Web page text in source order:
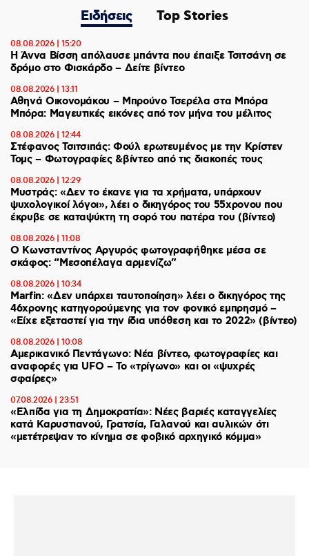
Ειδήσεις Top Stories
08.08.2026 | 15:20
Η Άννα Βίσση απόλαυσε μπάντα που έπαιξε Τσιτσάνη σε
δρόμο στο Φισκάρδο – Δείτε βίντεο
08.08.2026 | 13:11
Αθηνά Οικονομάκου – Μπρούνο Τσερέλα στα Μπόρα
Μπόρα: Mαγευτικές εικόνες από τον μήνα του μέλιτος
08.08.2026 | 12:44
Στέφανος Τσιτσιπάς: Φούλ ερωτευμένος με την Κρίστεν
Τομς – Φωτογραφίες &βίντεο από τις διακοπές τους
08.08.2026 | 12:29
Μυστράς: «Δεν το έκανε για τα χρήματα, υπάρχουν
ψυχολογικοί λόγοι», λέει ο δικηγόρος του 55χρονου που
έκρυβε σε καταψύκτη τη σορό του πατέρα του (βίντεο)
08.08.2026 | 11:08
Ο Κωνσταντίνος Αργυρός φωτογραφήθηκε μέσα σε
σκάφος: “Μεσοπέλαγα αρμενίζω”
08.08.2026 | 10:34
Marfin: «Δεν υπάρχει ταυτοποίηση» λέει ο δικηγόρος της
46χρονης κατηγορούμενης για τον φονικό εμπρησμό –
«Είχε εξεταστεί για την ίδια υπόθεση και το 2022» (βίντεο)
08.08.2026 | 10:08
Αμερικανικό Πεντάγωνο: Νέα βίντεο, φωτογραφίες και
αναφορές για UFO – Το «τρίγωνο» και οι «ψυχρές
σφαίρες»
07.08.2026 | 23:51
«Ελπίδα για τη Δημοκρατία»: Νέες βαριές καταγγελίες
κατά Καρυστιανού, Γρατσία, Γαλανού και αυλικών ότι
«μετέτρεψαν το κίνημα σε φοβικό αρχηγικό κόμμα»